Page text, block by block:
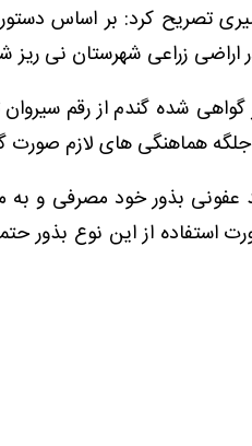
تصریح کرد: بر اساس
برای تحقق تعهدات ابلاغی 15 تن بذر گواهی
هماهنگی های لازم صورت
بذور خود مصرفی و به
استفاده از این نوع بذور